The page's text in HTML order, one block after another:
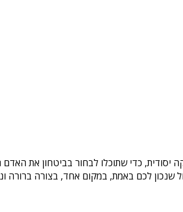
יסודית, כדי שתוכלו לבחור בביטחון את
לכם באמת, במקום אחד, בצורה ברורה